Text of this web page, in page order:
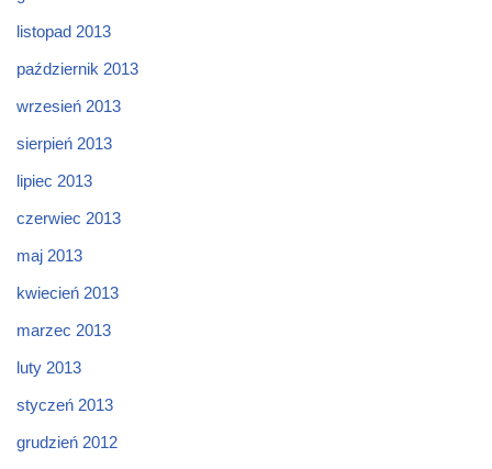
listopad 2013
październik 2013
wrzesień 2013
sierpień 2013
lipiec 2013
czerwiec 2013
maj 2013
kwiecień 2013
marzec 2013
luty 2013
styczeń 2013
grudzień 2012